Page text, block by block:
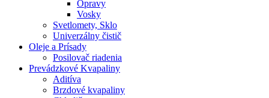
Opravy
Vosky
Svetlomety, Sklo
Univerzálny čistič
Oleje a Prísady
Posilovač riadenia
Prevádzkové Kvapaliny
Aditíva
Brzdové kvapaliny